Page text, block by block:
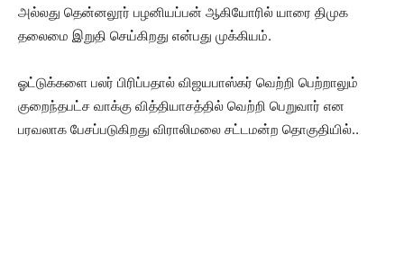
அல்லது தென்னலூர் பழனியப்பன் ஆகியோரில் யாரை திமுக
தலைமை இறுதி செய்கிறது என்பது முக்கியம்.
ஓட்டுக்களை பலர் பிரிப்பதால் விஜயபாஸ்கர் வெற்றி பெற்றாலும்
குறைந்தபட்ச வாக்கு வித்தியாசத்தில் வெற்றி பெறுவார் என
பரவலாக பேசப்படுகிறது விராலிமலை சட்டமன்ற தொகுதியில்..